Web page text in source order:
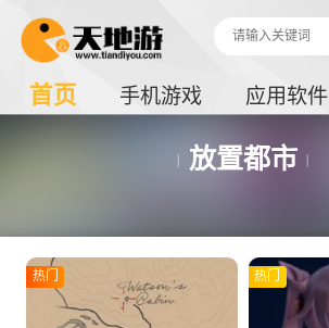
首页 手机游戏 应用软件
放置都市
热门 热门